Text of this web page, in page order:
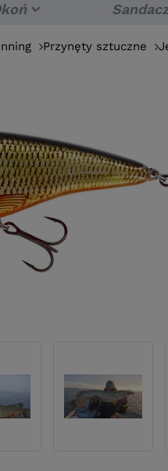
Sandacz
Przynęty sztuczne